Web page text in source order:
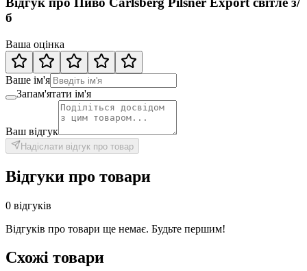
б
Ваша оцінка
Ваше ім'я
Запам'ятати ім'я
Ваш відгук
Надіслати відгук про товар
Відгуки про товари
0 відгуків
Відгуків про товари ще немає. Будьте першим!
Схожі товари